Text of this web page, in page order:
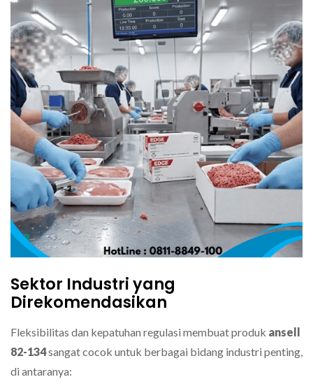
Sektor Industri yang
Direkomendasikan
Fleksibilitas dan kepatuhan regulasi membuat produk ansell
82-134sangat cocok untuk berbagai bidang industri penting,
di antaranya: